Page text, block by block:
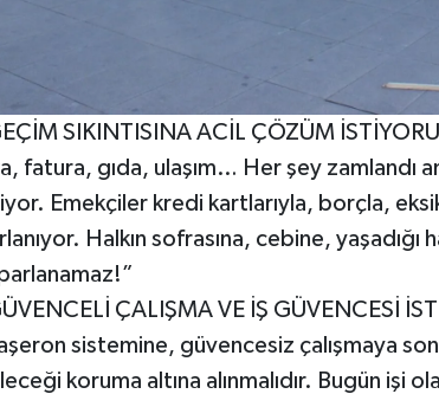
SIKINTISINA ACİL ÇÖZÜM
fatura, gıda, ulaşım… Her şey zamlandı
Emekçiler kredi kartlarıyla, borçla,
Halkın sofrasına, cebine, yaşadığı
ÇALIŞMA VE İŞ GÜVENCESİ
sistemine, güvencesiz çalışmaya
koruma altına alınmalıdır. Bugün işi